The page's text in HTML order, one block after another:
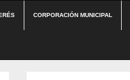
CORPORACIÓN MUNICIPAL